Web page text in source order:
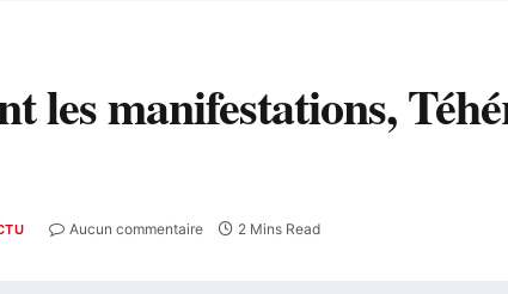
les manifestations,
Aucun commentaire 2 Mins Read